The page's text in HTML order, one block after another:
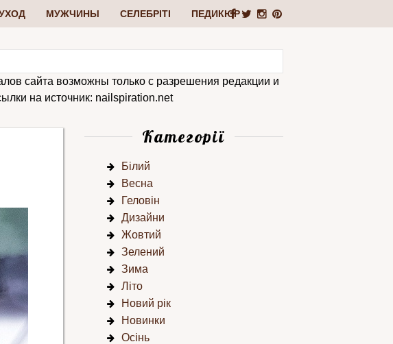
МУЖЧИНЫ СЕЛЕБРІТІ ПЕДИКЮР
сайта возможны только с разрешения редакции и
на источник: nailspiration.net
Категорії
Білий
Весна
Геловін
Дизайни
Жовтий
Зелений
Зима
Літо
Новий рік
Новинки
Осінь